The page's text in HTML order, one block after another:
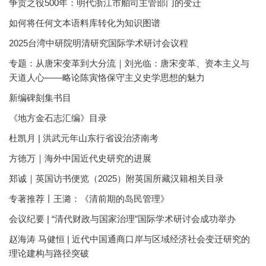
争贡之役500年：明代浙江市舶司主管部门的变迁
如何将任何文本语料库转化为知识图谱
2025台湾中研院明清研究国际学术研讨会议程
专题：从唐宋变革到大分流｜刘光临：唐宋变革、资本主义与
天道人心——略论陈寅恪保守主义史学思想的魅力
新编碑刻集书目
《地方金石志汇编》目录
杜凯月 | 洪武元年山东行省设治济南考
方徳万｜海外中国近代史研究的进展
郑诚｜英国访书便览（2025）附英国所藏汉籍相关目录
专著推荐丨王潞：《清前期的岛民管理》
会议纪要 | “清代财政与国家治理”国际学术研讨会成功举办
赵海涛 马健恒 | 近代中国通商口岸与区域经济社会变迁研究的
理论建构与路径突破